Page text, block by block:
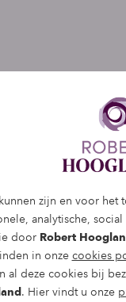
zijn en voor het
analytische,
door Robert
in onze cookies
al deze cookies bij
. Hier vindt u onze